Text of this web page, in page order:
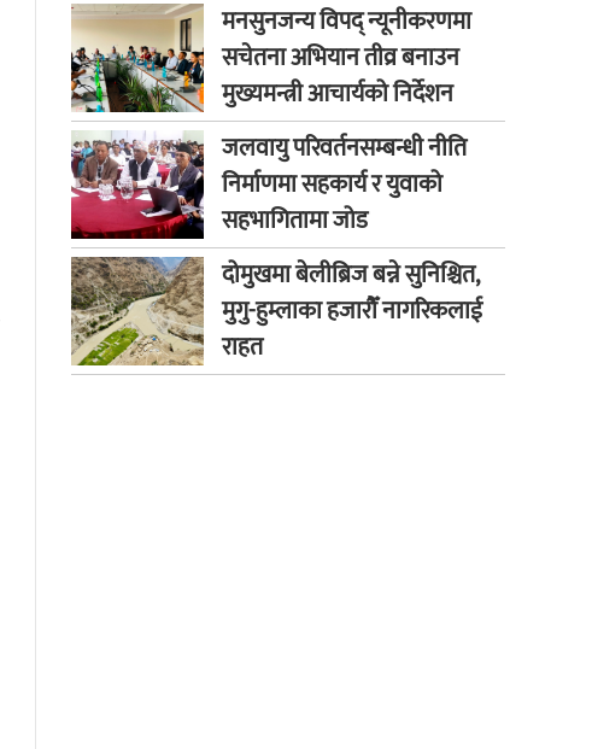
मनसुनजन्य विपद् न्यूनीकरणमा
सचेतना अभियान तीव्र बनाउन
मुख्यमन्त्री आचार्यको निर्देशन
जलवायु परिवर्तनसम्बन्धी नीति
निर्माणमा सहकार्य र युवाको
सहभागितामा जोड
दोमुखमा बेलीब्रिज बन्ने सुनिश्चित,
मुगु-हुम्लाका हजारौँ नागरिकलाई
राहत